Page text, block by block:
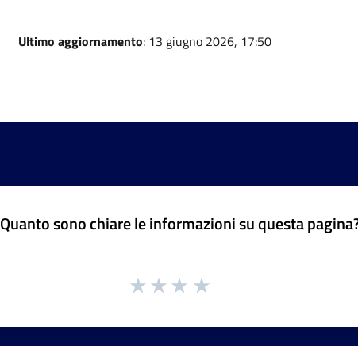
Ultimo aggiornamento: 13 giugno 2026, 17:50
Quanto sono chiare le informazioni su questa